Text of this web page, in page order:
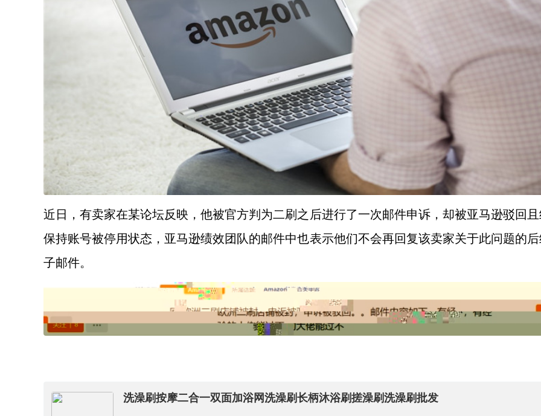
近日，有卖家在某论坛反映，他被官方判为二刷之后进行了一次邮件申诉，却被亚马逊驳回
保持账号被停用状态，亚马逊绩效团队的邮件中也表示他们不会再回复该卖家关于此问题的
子邮件。
洗澡刷按摩二合一双面加浴网洗澡刷长柄沐浴刷搓澡刷洗澡刷批发